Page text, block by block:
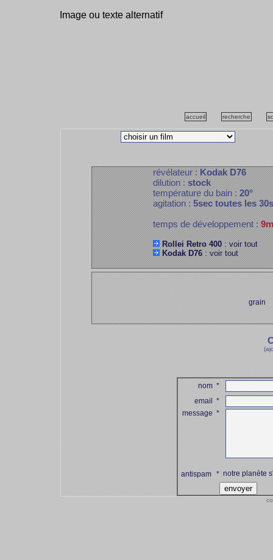
Image ou texte alternatif
accueil recherche
révélateur :Kodak D76
dilution :stock
température du bain :20°
agitation :5sec toutes les
temps de développement :
Rollei Retro 400: voir tout
Kodak D76: voir tout
grain
nom*
email*
message*
antispam *notre planète